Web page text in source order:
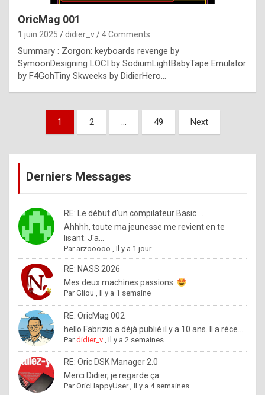
y
l
e
x
a
%
m
a
d
b
y
o
l
e
x
OricMag 001
1 juin 2025 didier_v 4 Comments
Summary : Zorgon: keyboards revenge by
SymoonDesigning LOCI by SodiumLightBabyTape Emulator
by F4GohTiny Skweeks by DidierHero…
Pagination
publications
1 2 … 49 Next
Derniers Messages
RE: Le début d'un compilateur Basic ...
Ahhhh, toute ma jeunesse me revient en te
lisant. J'a...
Par arzooooo ,Il y a 1 jour
RE: NASS 2026
Mes deux machines passions.
ParGliou ,Il y a 1 semaine
RE: OricMag 002
hello Fabrizio a déjà publié il y a 10 ans. Il a réce...
Pardidier_v ,Il y a 2 semaines
RE: Oric DSK Manager 2.0
Merci Didier, je regarde ça.
ParOricHappyUser,Il y a 4 semaines